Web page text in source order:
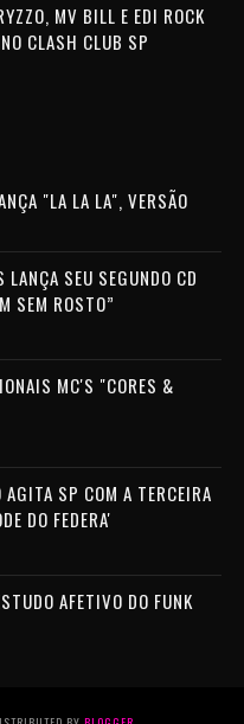
MV BILL E EDI ROCK
CLASH CLUB SP
"LA LA LA", VERSÃO
LANÇA SEU SEGUNDO CD
SEM ROSTO”
MC'S "CORES &
AGITA SP COM A TERCEIRA
DO FEDERA'
AFETIVO DO FUNK